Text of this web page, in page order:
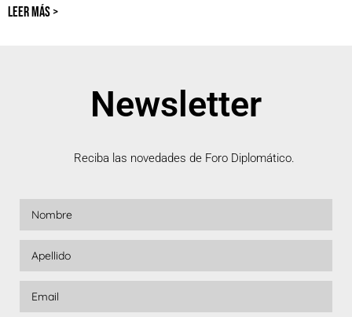
LEER MÁS >
Newsletter
Reciba las novedades de Foro Diplomático.